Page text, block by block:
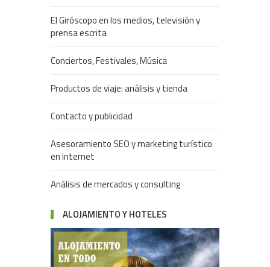
El Giróscopo en los medios, televisión y
prensa escrita
Conciertos, Festivales, Música
Productos de viaje: análisis y tienda
Contacto y publicidad
Asesoramiento SEO y marketing turístico
en internet
Análisis de mercados y consulting
ALOJAMIENTO Y HOTELES